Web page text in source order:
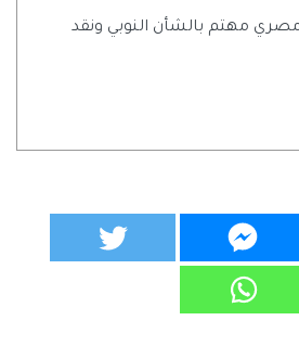
مهتم بالشأن النوبي ونقد